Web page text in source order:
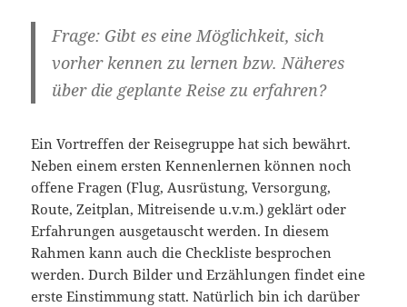
Frage: Gibt es eine Möglichkeit, sich
vorher kennen zu lernen bzw. Näheres
über die geplante Reise zu erfahren?
Ein Vortreffen der Reisegruppe hat sich bewährt.
Neben einem ersten Kennenlernen können noch
offene Fragen (Flug, Ausrüstung, Versorgung,
Route, Zeitplan, Mitreisende u.v.m.) geklärt oder
Erfahrungen ausgetauscht werden. In diesem
Rahmen kann auch die Checkliste besprochen
werden. Durch Bilder und Erzählungen findet eine
erste Einstimmung statt. Natürlich bin ich darüber